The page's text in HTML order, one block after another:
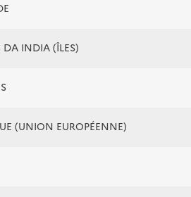
DA INDIA (ÎLES)
(UNION EUROPÉENNE)